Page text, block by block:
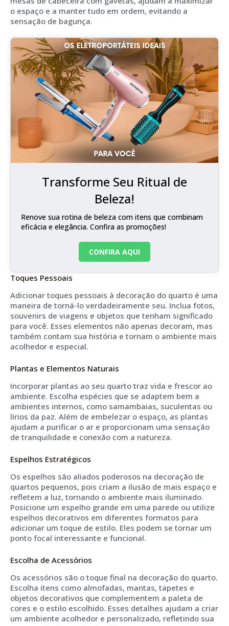
o espaço e a manter tudo em ordem, evitando a
sensação de bagunça.
Transforme Seu Ritual de
Beleza!
Renove sua rotina de beleza com itens que combinam
eficácia e elegância. Confira as promoções!
CONFIRA AQUI
Toques Pessoais
Adicionar toques pessoais à decoração do quarto é uma
maneira de torná-lo verdadeiramente seu. Inclua fotos,
souvenirs de viagens e objetos que tenham significado
para você. Esses elementos não apenas decoram, mas
também contam sua história e tornam o ambiente mais
acolhedor e especial.
Plantas e Elementos Naturais
Incorporar plantas ao seu quarto traz vida e frescor ao
ambiente. Escolha espécies que se adaptem bem a
ambientes internos, como samambaias, suculentas ou
lírios da paz. Além de embelezar o espaço, as plantas
ajudam a purificar o ar e proporcionam uma sensação
de tranquilidade e conexão com a natureza.
Espelhos Estratégicos
Os espelhos são aliados poderosos na decoração de
quartos pequenos, pois criam a ilusão de mais espaço e
refletem a luz, tornando o ambiente mais iluminado.
Posicione um espelho grande em uma parede ou utilize
espelhos decorativos em diferentes formatos para
adicionar um toque de estilo. Eles podem se tornar um
ponto focal interessante e funcional.
Escolha de Acessórios
Os acessórios são o toque final na decoração do quarto.
Escolha itens como almofadas, mantas, tapetes e
objetos decorativos que complementem a paleta de
cores e o estilo escolhido. Esses detalhes ajudam a criar
um ambiente acolhedor e personalizado, refletindo sua